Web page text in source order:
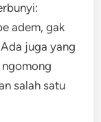
adem, gak
juga yang
salah satu